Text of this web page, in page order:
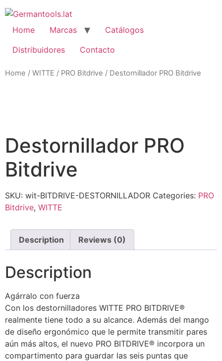
Skip
to
content
Home Marcas
Catálogos
Distribuidores
Contacto
Home / WITTE / PRO Bitdrive / Destornillador PRO Bitdrive
Destornillador PRO
Bitdrive
SKU: wit-BITDRIVE-DESTORNILLADOR Categories: PRO
Bitdrive, WITTE
Description Reviews (0)
Description
Agárralo con fuerza
Con los destornilladores WITTE PRO BITDRIVE®
realmente tiene todo a su alcance. Además del mango
de diseño ergonómico que le permite transmitir pares
aún más altos, el nuevo PRO BITDRIVE® incorpora un
compartimento para guardar las seis puntas que